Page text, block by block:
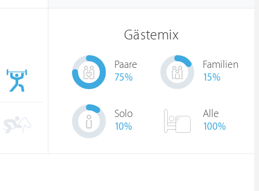
Gästemix
Paare
75%
Familien
15%
Solo
10%
Alle
100%